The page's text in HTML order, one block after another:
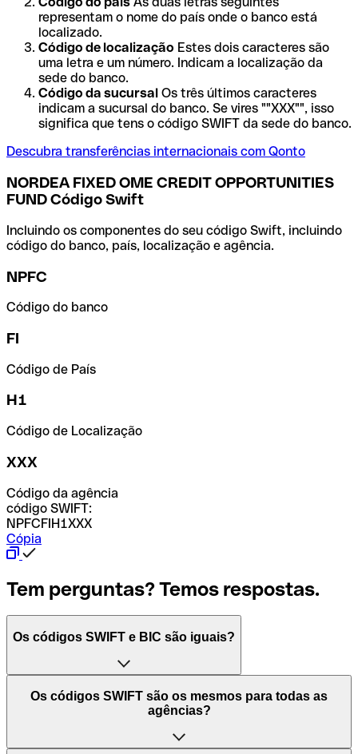
representam o nome do país onde o banco está
localizado.
Código de localização Estes dois caracteres são
uma letra e um número. Indicam a localização da
sede do banco.
Código da sucursal Os três últimos caracteres
indicam a sucursal do banco. Se vires ""XXX"", isso
significa que tens o código SWIFT da sede do banco.
Descubra transferências internacionais com Qonto
NORDEA FIXED OME CREDIT OPPORTUNITIES
FUND Código Swift
Incluindo os componentes do seu código Swift, incluindo
código do banco, país, localização e agência.
NPFC
Código do banco
FI
Código de País
H1
Código de Localização
XXX
Código da agência
código SWIFT:
NPFCFIH1XXX
Cópia
Tem perguntas? Temos respostas.
Os códigos SWIFT e BIC são iguais?
O acrónimo SWIFT significa "Society for Worldwide
Interbank Financial Telecommunication (Sociedade para
Mundiais)". Trata-se de uma rede mundial onde se
Os códigos SWIFT são os mesmos para todas as
agências?